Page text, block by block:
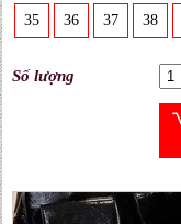
35 36 37 38
Số lượng